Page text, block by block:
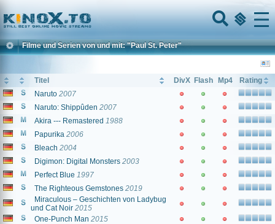
Home
Menu
Filme und Serien von und mit: "Paul St. Peter"
Titel DivX Flash Mp4
Rating
Naruto 2007
Naruto: Shippûden 2007
Akira --- Remastered 1988
Papurika 2006
Bleach 2004
Digimon: Digital Monsters 2003
Perfect Blue 1997
The Righteous Gemstones 2019
Miraculous – Geschichten von Ladybug
und Cat Noir 2015
One-Punch Man 2015